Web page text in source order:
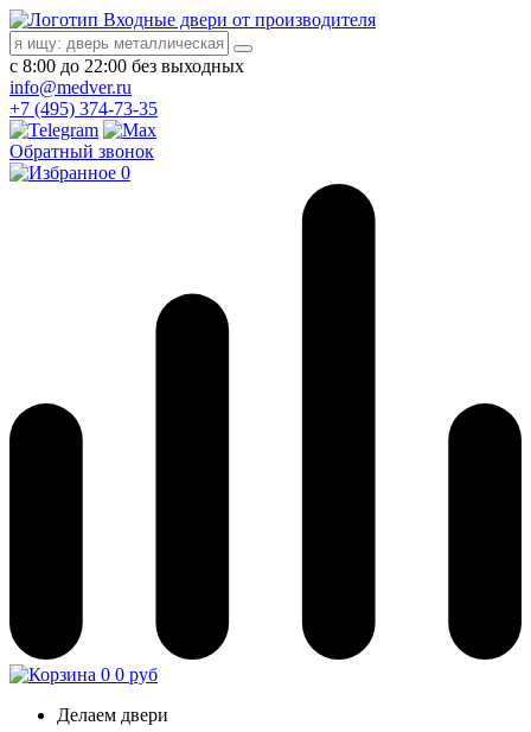
Входные двери от производителя
с 8:00 до 22:00 без выходных
info@medver.ru
+7 (495) 374-73-35
Обратный звонок
0
0 0 руб
Делаем двери